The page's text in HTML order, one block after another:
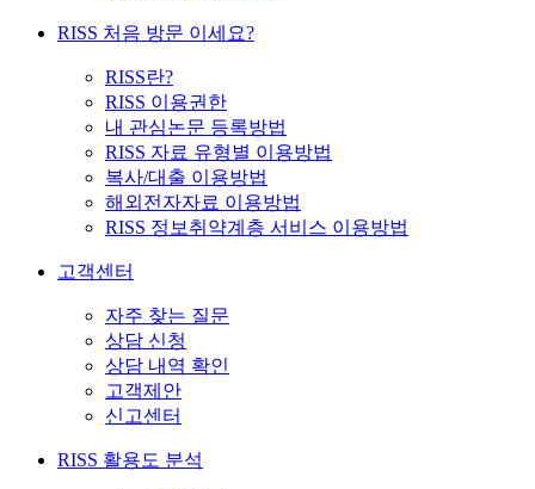
RISS 처음 방문 이세요?
RISS란?
RISS 이용권한
내 관심논문 등록방법
RISS 자료 유형별 이용방법
복사/대출 이용방법
해외전자자료 이용방법
RISS 정보취약계층 서비스 이용방법
고객센터
자주 찾는 질문
상담 신청
상담 내역 확인
고객제안
신고센터
RISS 활용도 분석